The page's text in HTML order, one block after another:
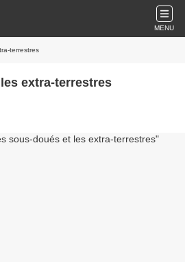
MENU
terrestres
extra-terrestres